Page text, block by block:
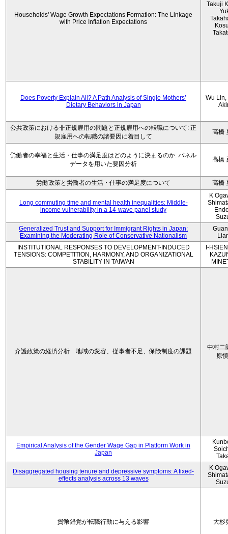
Households' Wage Growth Expectations Formation: The Linkage
with Price Inflation Expectations
Takuji
Does Poverty Explain All? A Path Analysis of Single Mothers’
Dietary Behaviors in Japan
Wu Lin,
公共政策における非正規雇用の問題と正規雇用への転職について: 正
規雇用への転職の諸要因に着目して
高橋
労働者の幸福と生活・仕事の満足度はどのように決まるのか: パネル
データを用いた要因分析
高橋
労働政策と労働者の生活・仕事の満足度について 高橋
Long commuting time and mental health inequalities: Middle-
income vulnerability in a 14-wave panel study
K
Generalized Trust and Support for Immigrant Rights in Japan:
Examining the Moderating Role of Conservative Nationalism
INSTITUTIONAL RESPONSES TO DEVELOPMENT-INDUCED
TENSIONS: COMPETITION, HARMONY, AND ORGANIZATIONAL
STABILITY IN TAIWAN
I-
介護政策の経済分析 地域の変容、従事者不足、保険制度の課題
中村二
原
Empirical Analysis of the Gender Wage Gap in Platform Work in
Japan
Disaggregated housing tenure and depressive symptoms: A fixed-
effects analysis across 13 waves
K
貨幣錯覚が転職行動に与える影響 大杉